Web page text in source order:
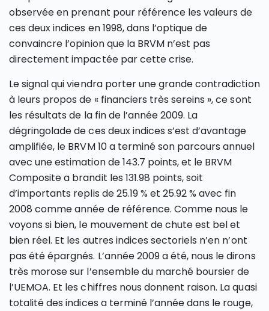
observée en prenant pour référence les valeurs de
ces deux indices en 1998, dans l’optique de
convaincre l’opinion que la BRVM n’est pas
directement impactée par cette crise.
Le signal qui viendra porter une grande contradiction
à leurs propos de « financiers très sereins », ce sont
les résultats de la fin de l’année 2009. La
dégringolade de ces deux indices s’est d’avantage
amplifiée, le BRVM 10 a terminé son parcours annuel
avec une estimation de 143.7 points, et le BRVM
Composite a brandit les 131.98 points, soit
d’importants replis de 25.19 % et 25.92 % avec fin
2008 comme année de référence. Comme nous le
voyons si bien, le mouvement de chute est bel et
bien réel. Et les autres indices sectoriels n’en n’ont
pas été épargnés. L’année 2009 a été, nous le dirons
très morose sur l’ensemble du marché boursier de
l’UEMOA. Et les chiffres nous donnent raison. La quasi
totalité des indices a terminé l’année dans le rouge,